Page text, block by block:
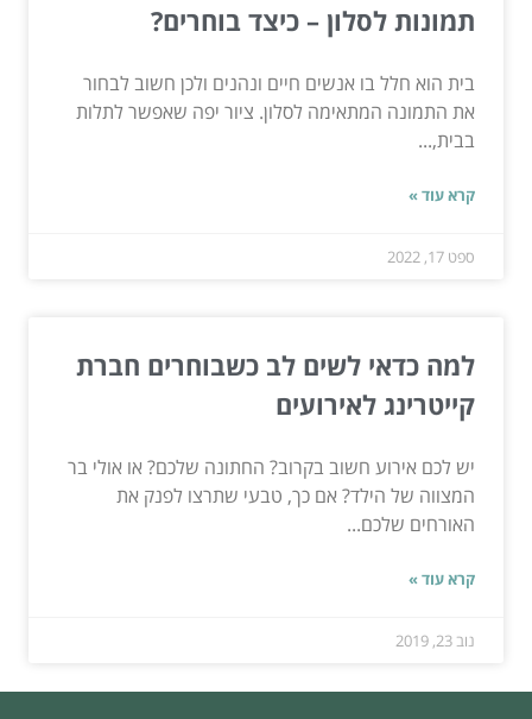
תמונות לסלון – כיצד בוחרים?
בית הוא חלל בו אנשים חיים ונהנים ולכן חשוב לבחור
את התמונה המתאימה לסלון. ציור יפה שאפשר לתלות
בבית,...
קרא עוד »
ספט 17, 2022
למה כדאי לשים לב כשבוחרים חברת
קייטרינג לאירועים
יש לכם אירוע חשוב בקרוב? החתונה שלכם? או אולי בר
המצווה של הילד? אם כך, טבעי שתרצו לפנק את
האורחים שלכם...
קרא עוד »
נוב 23, 2019